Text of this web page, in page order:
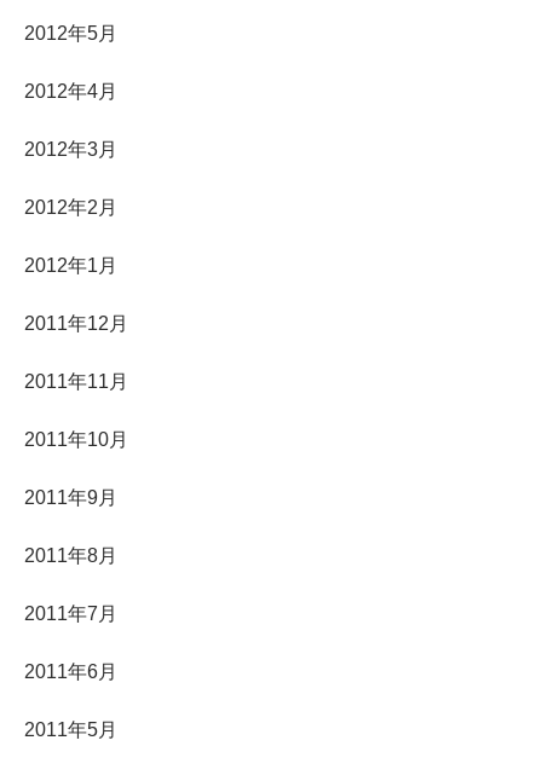
2012年5月
2012年4月
2012年3月
2012年2月
2012年1月
2011年12月
2011年11月
2011年10月
2011年9月
2011年8月
2011年7月
2011年6月
2011年5月